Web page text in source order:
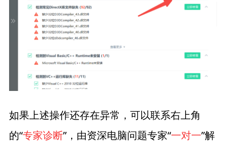
如果上述操作还存在异常，可以联系右上角
的“专家诊断”，由资深电脑问题专家“一对一”解